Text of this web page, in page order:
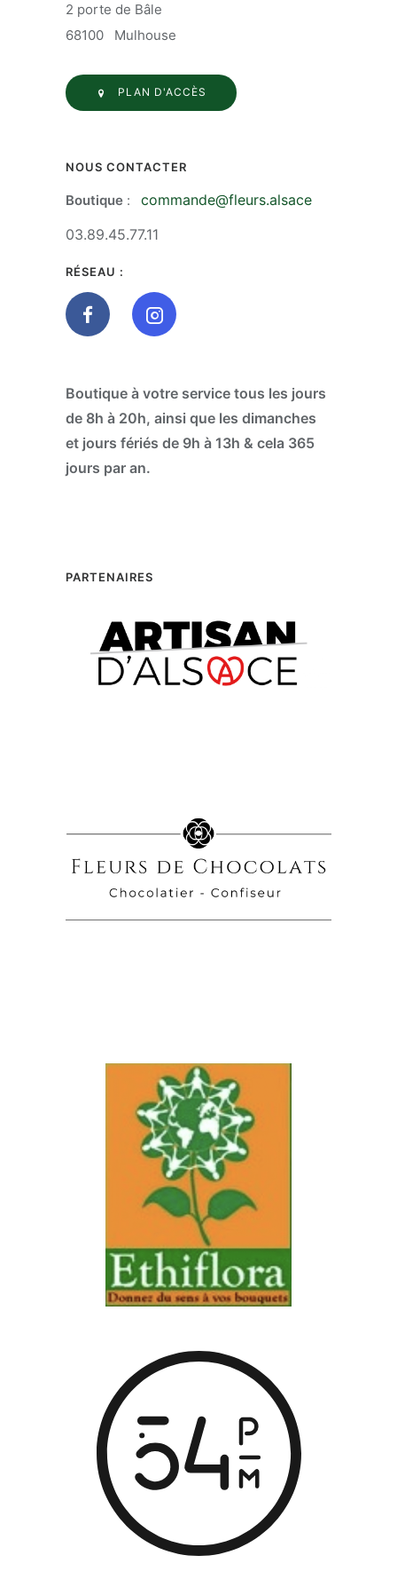
2 porte de Bâle
68100 Mulhouse
PLAN D'ACCÈS
NOUS CONTACTER
Boutique :
commande@fleurs.alsace
03.89.45.77.11
RÉSEAU :
Boutique à votre service tous les jours
de 8h à 20h, ainsi que les dimanches
et jours fériés de 9h à 13h & cela 365
jours par an.
PARTENAIRES